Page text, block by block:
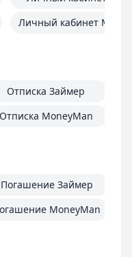
Личный кабинет
Отписка Займер
Отписка MoneyMan
Погашение Займер
MoneyMan